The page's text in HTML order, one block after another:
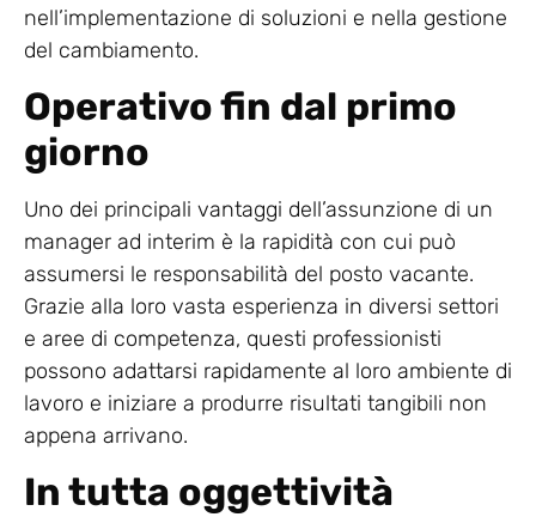
nell’implementazione di soluzioni e nella gestione
del cambiamento.
Operativo fin dal primo
giorno
Uno dei principali vantaggi dell’assunzione di un
manager ad interim è la rapidità con cui può
assumersi le responsabilità del posto vacante.
Grazie alla loro vasta esperienza in diversi settori
e aree di competenza, questi professionisti
possono adattarsi rapidamente al loro ambiente di
lavoro e iniziare a produrre risultati tangibili non
appena arrivano.
In tutta oggettività